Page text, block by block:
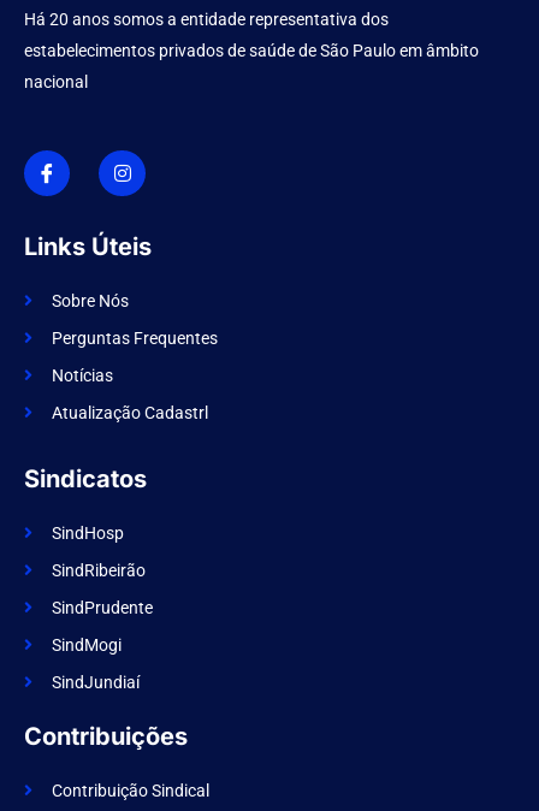
Há 20 anos somos a entidade representativa dos
estabelecimentos privados de saúde de São Paulo em âmbito
nacional
I
c
o
n
f
a
e
o
k
I
n
s
t
g
r
m
Links Úteis
Sobre Nós
Perguntas Frequentes
Notícias
Atualização Cadastrl
Sindicatos
SindHosp
SindRibeirão
SindPrudente
SindMogi
SindJundiaí
Contribuições
Contribuição Sindical